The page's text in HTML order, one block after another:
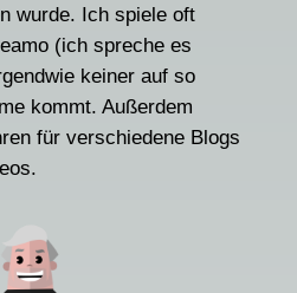
wurde. Ich spiele oft
(ich spreche es
keiner auf so
kommt. Außerdem
für verschiedene Blogs